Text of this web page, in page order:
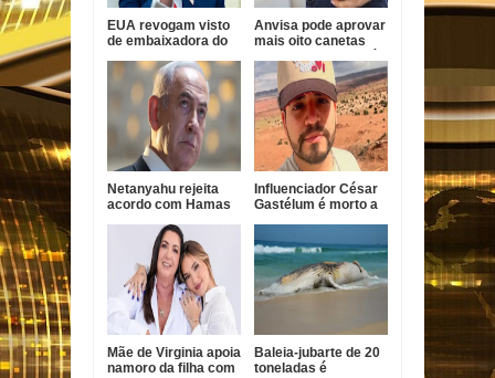
EUA revogam visto
de embaixadora do
diplomática
Anvisa pode aprovar
mais oito canetas
2026
Netanyahu rejeita
acordo com Hamas
desarmamento
antes de retirada
Influenciador César
Gastélum é morto a
Mãe de Virginia apoia
namoro da filha com
Baleia-jubarte de 20
toneladas é